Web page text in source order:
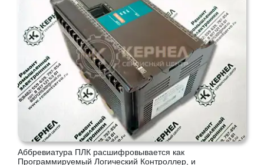
Аббревиатура ПЛК расшифровывается как
Программируемый Логический Контроллер, и